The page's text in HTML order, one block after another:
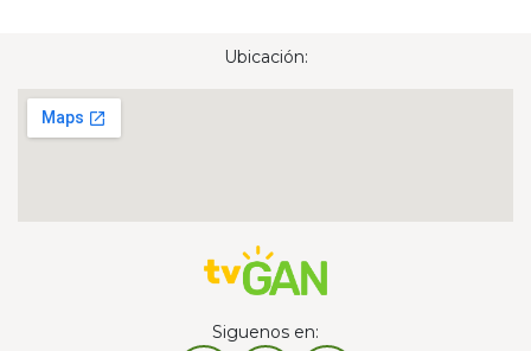
Ubicación:
Siguenos en: